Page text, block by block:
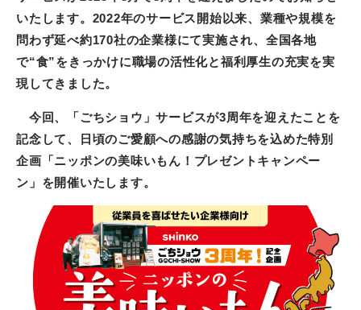
いたします。2022年のサービス開始以来、業種や規模を
問わず延べ約170社の企業様にて実施され、全国各地
で“食”をきっかけに職場の活性化と福利厚生の充実を実
現してきました。
今回、「ごちショウ」サービスが3周年を迎えたことを
記念して、日頃のご愛顧への感謝の気持ちを込めた特別
企画「ニッポンの美味いもん！プレゼントキャンペー
ン」を開催いたします。